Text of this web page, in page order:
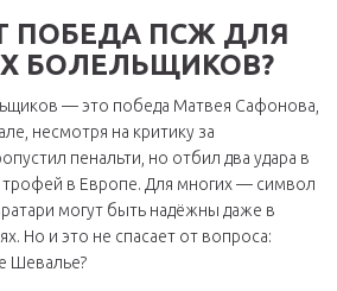
ПОБЕДА ПСЖ ДЛЯ
БОЛЕЛЬЩИКОВ?
— это победа Матвея Сафонова,
несмотря на критику за
пенальти, но отбил два удара в
трофей в Европе. Для многих — символ
могут быть надёжны даже в
Но и это не спасает от вопроса:
Шевалье?